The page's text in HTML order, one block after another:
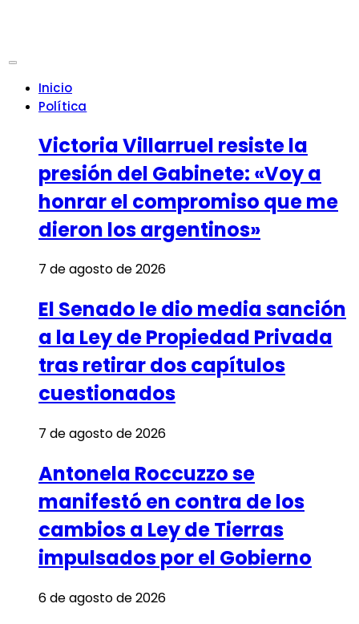
Inicio
Política
Victoria Villarruel resiste la
presión del Gabinete: «Voy a
honrar el compromiso que me
dieron los argentinos»
7 de agosto de 2026
El Senado le dio media sanción
a la Ley de Propiedad Privada
tras retirar dos capítulos
cuestionados
7 de agosto de 2026
Antonela Roccuzzo se
manifestó en contra de los
cambios a Ley de Tierras
impulsados por el Gobierno
6 de agosto de 2026